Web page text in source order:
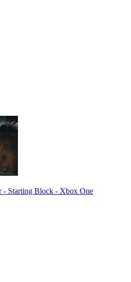
- Starting Block - Xbox One